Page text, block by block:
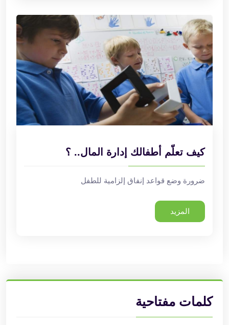
كيف تعلّم أطفالك إدارة المال.. ؟
ضرورة وضع قواعد إنفاق إلزامية للطفل
المزيد
كلمات مفتاحية